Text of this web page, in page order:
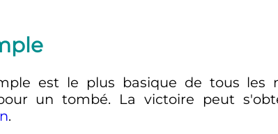
est le plus basique de tous les
un tombé. La victoire peut
.